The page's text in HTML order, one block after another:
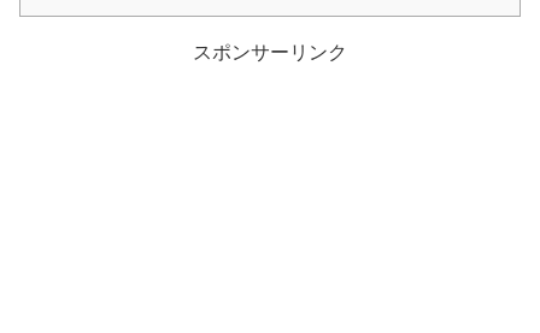
スポンサーリンク